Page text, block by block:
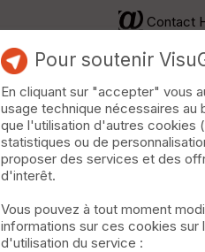
Contact
Pour soutenir
En cliquant sur "accepter" vous
usage technique nécessaires au
que l'utilisation d'autres cookies
statistiques ou de
proposer des services et des
d'interêt.
Vous pouvez à tout moment
informations sur ces cookies sur
d'utilisation du service :